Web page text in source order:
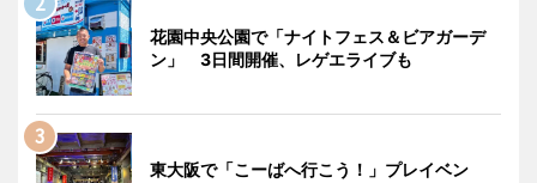
花園中央公園で「ナイトフェス＆ビアガーデ
ン」 3日間開催、レゲエライブも
東大阪で「こーばへ行こう！」プレイベン